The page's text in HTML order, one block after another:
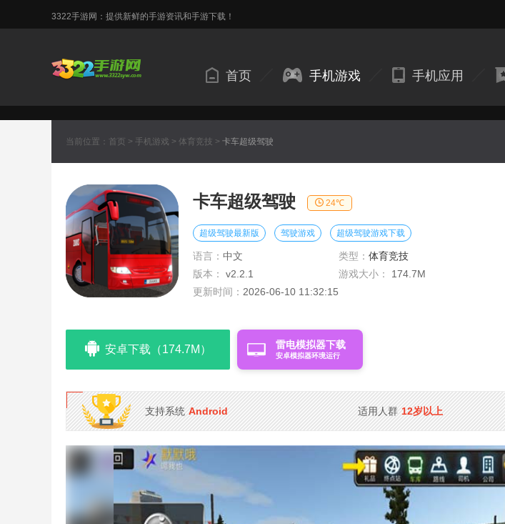
3322手游网：提供新鲜的手游资讯和手游下载！
首页 手机游戏 手机应用
当前位置： 首页 > 手机游戏 > 体育竞技 > 卡车超级驾驶
卡车超级驾驶 24℃
超级驾驶最新版 驾驶游戏 超级驾驶游戏下载
语言： 中文 类型： 体育竞技
版本：
v2.2.1 游戏大小：
174.7M
更新时间： 2026-06-10 11:32:15
安卓下载（174.7M） 雷电模拟器下载
安卓模拟器环境运行
支持系统 Android 适用人群 12岁以上